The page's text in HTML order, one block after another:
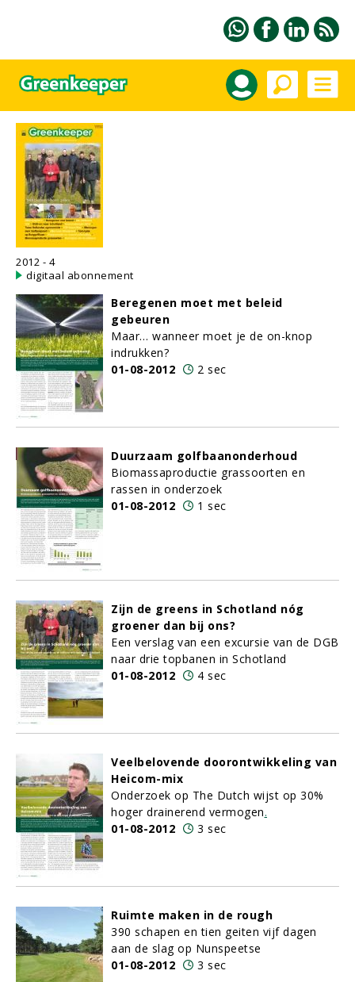
2012 - 4
digitaal abonnement
Beregenen moet met beleid
gebeuren
Maar… wanneer moet je de on-knop
indrukken?
01-08-2012
2 sec
Duurzaam golfbaanonderhoud
Biomassaproductie grassoorten en
rassen in onderzoek
01-08-2012
1 sec
Zijn de greens in Schotland nóg
groener dan bij ons?
Een verslag van een excursie van de DGB
naar drie topbanen in Schotland
01-08-2012
4 sec
Veelbelovende doorontwikkeling van
Heicom-mix
Onderzoek op The Dutch wijst op 30%
hoger drainerend vermogen.
01-08-2012
3 sec
Ruimte maken in de rough
390 schapen en tien geiten vijf dagen
aan de slag op Nunspeetse
01-08-2012
3 sec